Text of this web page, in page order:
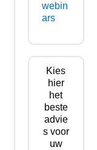
webin
ars
Kies
hier
het
beste
advie
s voor
uw